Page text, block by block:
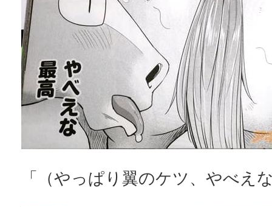
「（やっぱり翼のケツ、やべえ